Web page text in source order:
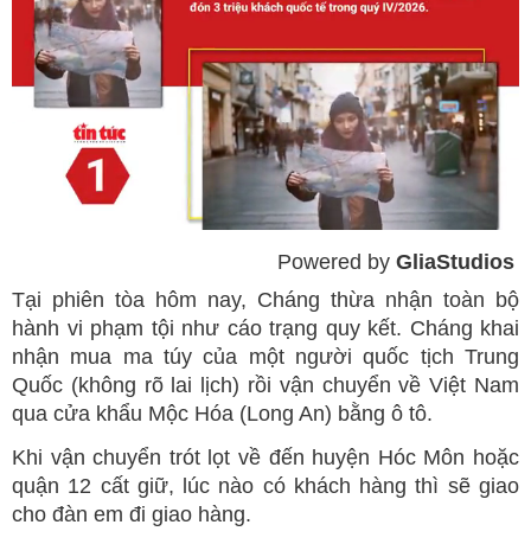
Powered by GliaStudios
Tại phiên tòa hôm nay, Cháng thừa nhận toàn bộ
hành vi phạm tội như cáo trạng quy kết. Cháng khai
nhận mua ma túy của một người quốc tịch Trung
Quốc (không rõ lai lịch) rồi vận chuyển về Việt Nam
qua cửa khẩu Mộc Hóa (Long An) bằng ô tô.
Khi vận chuyển trót lọt về đến huyện Hóc Môn hoặc
quận 12 cất giữ, lúc nào có khách hàng thì sẽ giao
cho đàn em đi giao hàng.